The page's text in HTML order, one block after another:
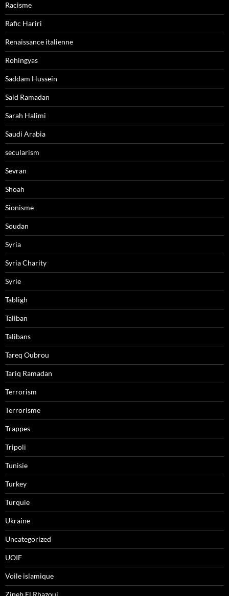
Racisme
Rafic Hariri
Renaissance italienne
Rohingyas
Saddam Hussein
Said Ramadan
Sarah Halimi
Saudi Arabia
secularism
Sevran
Shoah
Sionisme
Soudan
Syria
Syria Charity
Syrie
Tabligh
Taliban
Talibans
Tareq Oubrou
Tariq Ramadan
Terrorism
Terrorisme
Trappes
Tripoli
Tunisie
Turkey
Turquie
Ukraine
Uncategorized
UOIF
Voile islamique